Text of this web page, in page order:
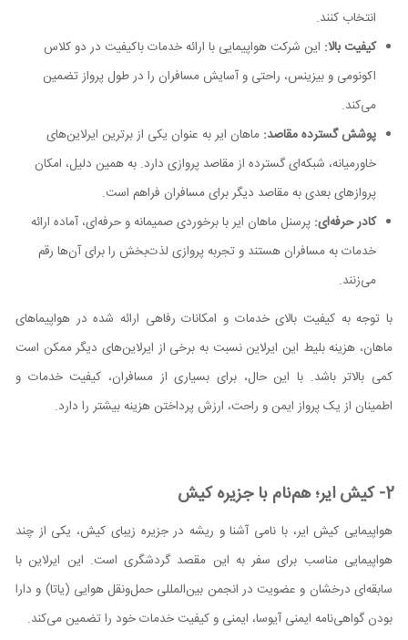
انتخاب کنند.
کیفیت بالا: این شرکت هواپیمایی با ارائه خدمات باکیفیت در دو کلاس
اکونومی و بیزینس، راحتی و آسایش مسافران را در طول پرواز تضمین
می‌کند.
پوشش گسترده مقاصد: ماهان ایر به عنوان یکی از برترین ایرلاین‌های
خاورمیانه، شبکه‌ای گسترده‌ از مقاصد پروازی دارد. به همین دلیل، امکان
پروازهای بعدی به مقاصد دیگر برای مسافران فراهم است.
کادر حرفه‌ای: پرسنل ماهان ایر با برخوردی صمیمانه و حرفه‌ای، آماده ارائه
خدمات به مسافران هستند و تجربه پروازی لذت‌بخش را برای آن‌ها رقم
می‌زنند.
با توجه به کیفیت بالای خدمات و امکانات رفاهی ارائه شده در هواپیماهای
ماهان، هزینه بلیط این ایرلاین نسبت به برخی از ایرلاین‌های دیگر ممکن است
کمی بالاتر باشد. با این حال، برای بسیاری از مسافران، کیفیت خدمات و
اطمینان از یک پرواز ایمن و راحت، ارزش پرداختن هزینه بیشتر را دارد.
2- کیش ایر؛ هم‌نام با جزیره کیش
هواپیمایی کیش ایر، با نامی آشنا و ریشه در جزیره زیبای کیش، یکی از چند
هواپیمایی مناسب برای سفر به این مقصد گردشگری است. این ایرلاین با
سابقه‌ای درخشان و عضویت در انجمن بین‌المللی حمل‌ونقل هوایی (یاتا) و دارا
بودن گواهی‌نامه ایمنی آیوسا، ایمنی و کیفیت خدمات خود را تضمین می‌کند.